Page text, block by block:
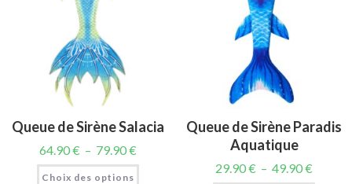
Queue de Sirène Salacia
64.90€ – 79.90€
Choix des options
Queue de Sirène Paradis
Aquatique
29.90€ – 49.90€